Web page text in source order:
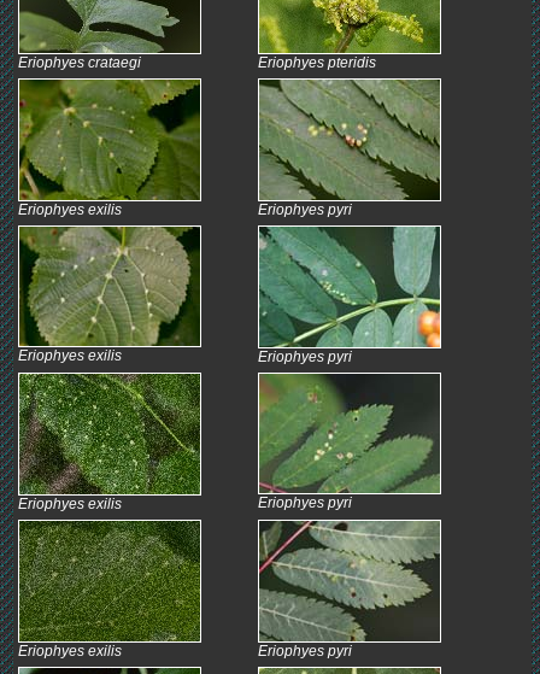
Eriophyes crataegi
Eriophyes exilis
Eriophyes exilis
Eriophyes exilis
Eriophyes exilis
Eriophyes pteridis
Eriophyes pyri
Eriophyes pyri
Eriophyes pyri
Eriophyes pyri